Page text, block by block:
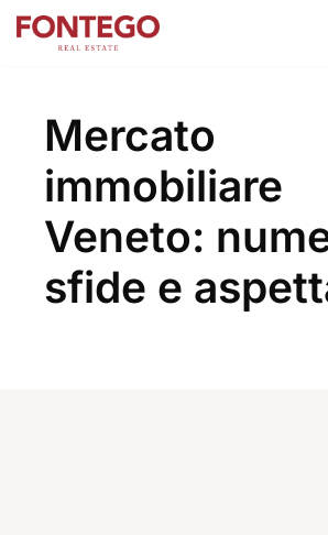
Mercato
immobiliare
Veneto:
sfide e